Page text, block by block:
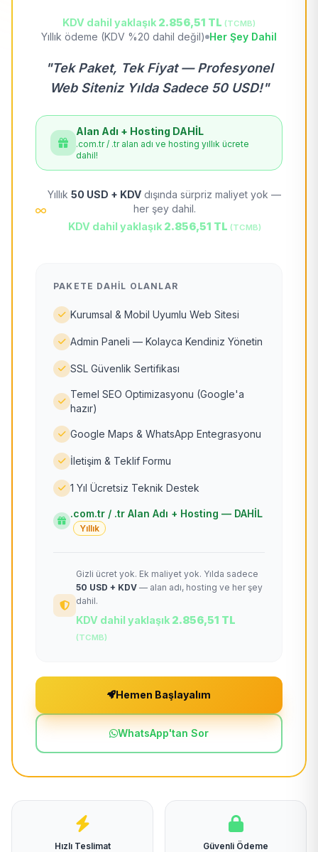
KDV dahil yaklaşık 2.856,51 TL (TCMB)
Yıllık ödeme (KDV %20 dahil değil) Her Şey Dahil
"Tek Paket, Tek Fiyat — Profesyonel
Web Siteniz Yılda Sadece 50 USD!"
Alan Adı + Hosting DAHİL
.com.tr / .tr alan adı ve hosting yıllık ücrete
dahil!
Yıllık 50 USD + KDV dışında sürpriz maliyet yok —
her şey dahil.
KDV dahil yaklaşık 2.856,51 TL (TCMB)
PAKETE DAHIL OLANLAR
Kurumsal & Mobil Uyumlu Web Sitesi
Admin Paneli — Kolayca Kendiniz Yönetin
SSL Güvenlik Sertifikası
Temel SEO Optimizasyonu (Google'a
hazır)
Google Maps & WhatsApp Entegrasyonu
İletişim & Teklif Formu
1 Yıl Ücretsiz Teknik Destek
.com.tr / .tr Alan Adı + Hosting — DAHİL
Yıllık
Gizli ücret yok. Ek maliyet yok. Yılda sadece
50 USD + KDV — alan adı, hosting ve her şey
dahil.
KDV dahil yaklaşık 2.856,51 TL
(TCMB)
Hemen Başlayalım
WhatsApp'tan Sor
Hızlı Teslimat
Güvenli Ödeme